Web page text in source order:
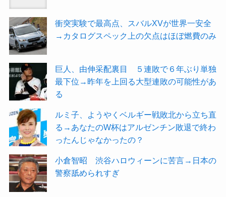
衝突実験で最高点、スバルXVが世界一安全
→カタログスペック上の欠点はほぼ燃費のみ
巨人、由伸采配裏目 ５連敗で６年ぶり単独
最下位→昨年を上回る大型連敗の可能性があ
る
ルミ子、ようやくベルギー戦敗北から立ち直
る→あなたのW杯はアルゼンチン敗退で終わ
ったんじゃなかったの？
小倉智昭 渋谷ハロウィーンに苦言→日本の
警察舐められすぎ